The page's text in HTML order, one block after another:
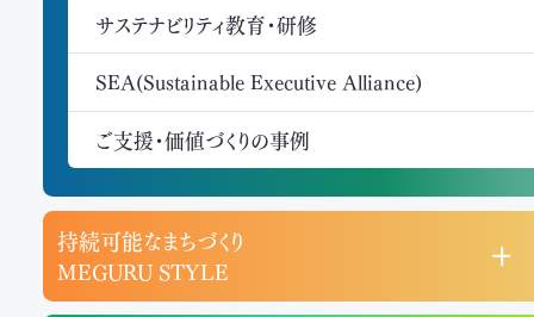
サステナビリティ教育・研修
SEA(Sustainable Executive Alliance)
ご支援・価値づくりの事例
持続可能なまちづくり
MEGURU STYLE